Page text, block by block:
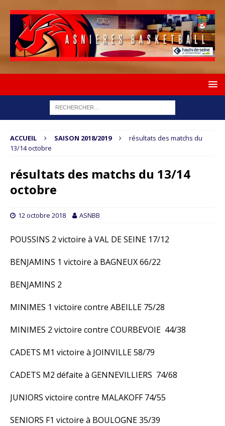
ACCUEIL SAISON 2018/2019
résultats des matchs du
13/14 octobre
résultats des matchs du 13/14
octobre
12 octobre 2018 ASNBB
POUSSINS 2 victoire à VAL DE SEINE 17/12
BENJAMINS 1 victoire à BAGNEUX 66/22
BENJAMINS 2
MINIMES 1 victoire contre ABEILLE 75/28
MINIMES 2 victoire contre COURBEVOIE 44/38
CADETS M1 victoire à JOINVILLE 58/79
CADETS M2 défaite à GENNEVILLIERS 74/68
JUNIORS victoire contre MALAKOFF 74/55
SENIORS F1 victoire à BOULOGNE 35/39